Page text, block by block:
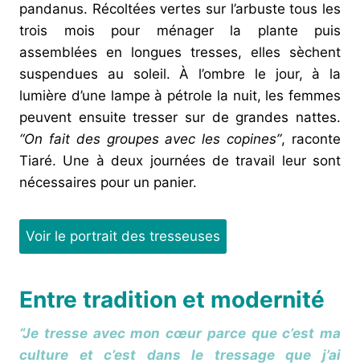
pandanus. Récoltées vertes sur l’arbuste tous les
trois mois pour ménager la plante puis
assemblées en longues tresses, elles sèchent
suspendues au soleil. À l’ombre le jour, à la
lumière d’une lampe à pétrole la nuit, les femmes
peuvent ensuite tresser sur de grandes nattes.
“On fait des groupes avec les copines”, raconte
Tiaré. Une à deux journées de travail leur sont
nécessaires pour un panier.
Voir le portrait des tresseuses
Entre tradition et modernité
“Je tresse avec mon cœur parce que c’est ma
culture et c’est dans le tressage que j’ai